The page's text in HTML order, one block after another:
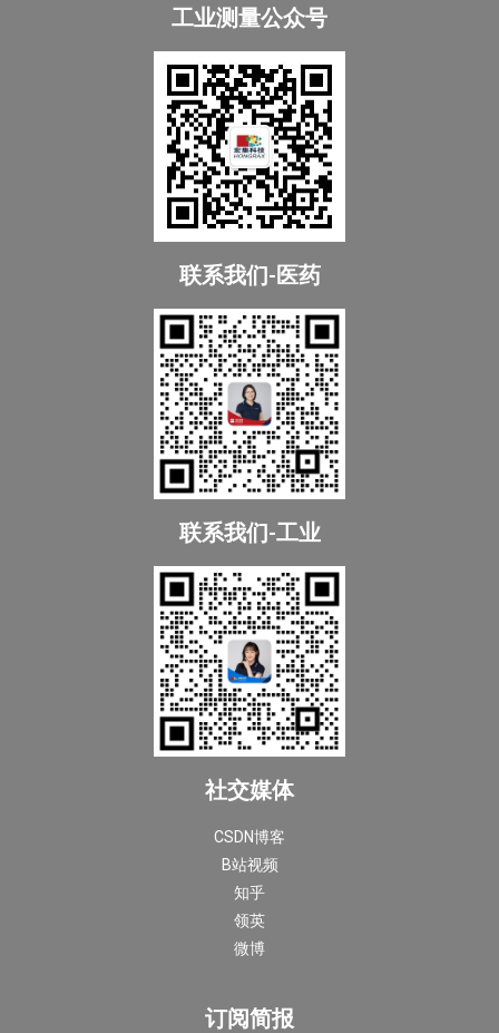
工业测量公众号
联系我们-医药
联系我们-工业
社交媒体
CSDN博客
B站视频
知乎
领英
微博
订阅简报